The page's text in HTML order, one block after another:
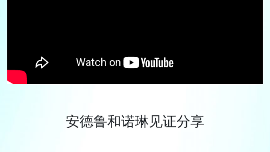
安德鲁和诺琳见证分享